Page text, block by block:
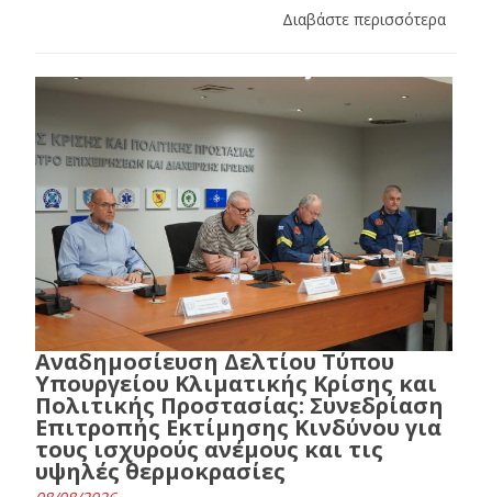
Διαβάστε περισσότερα
Αναδημοσίευση Δελτίου Τύπου
Υπουργείου Κλιματικής Κρίσης και
Πολιτικής Προστασίας: Συνεδρίαση
Επιτροπής Εκτίμησης Κινδύνου για
τους ισχυρούς ανέμους και τις
υψηλές θερμοκρασίες